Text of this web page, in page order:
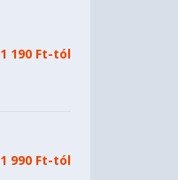
1 190 Ft-tól
1 990 Ft-tól